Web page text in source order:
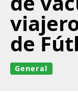
de
General